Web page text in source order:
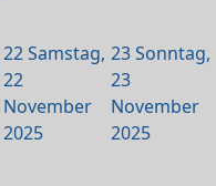
22Samstag,
22
November
2025
23Sonntag,
23
November
2025